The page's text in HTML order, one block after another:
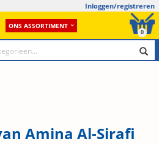
Inloggen/registreren
ONS ASSORTIMENT
0
Amina Al-Sirafi